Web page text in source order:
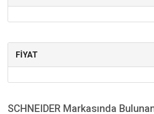
FİYAT
SCHNEIDER Markasında